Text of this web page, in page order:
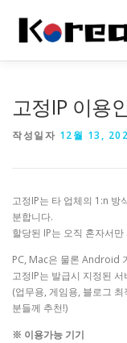
고정IP 이용
작성일자 12월 13,
고정IP는 타 업체의 1:n 방
분합니다.
할당된 IP는 오직 혼자서
PC, Mac은 물론 Android
고정IP는 발급시 지정된
(업무용, 게임용, 블로그
분들께 추천!)
※ 이용가능 기기